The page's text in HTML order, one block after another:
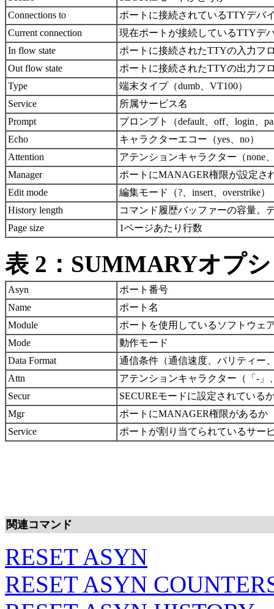
Connections to
ポートに接続されているTTYデバ
Current connection
現在ポートが接続しているTTYデ
In flow state
ポートに接続されたTTYの入力フ
Out flow state
ポートに接続されたTTYの出力フ
Type
端末タイプ（dumb、VT100）
Service
所属サービス名
Prompt
プロンプト（default、off、login、
Echo
キャラクターエコー（yes、no）
Attention
アテンションキャラクター（none
Manager
ポートにMANAGER権限が設定さ
Edit mode
編集モード（?、insert、overstrike）
History length
コマンド履歴バッファーの容量。
Page size
1ページあたり行数
表 2：SUMMARYオプ
Asyn
ポート番号
Name
ポート名
Module
ポートを使用しているソフトウェ
Mode
動作モード
Data Format
通信条件（通信速度、パリティー
Attn
アテンションキャラクター（「-」
Secur
SECUREモードに設定されている
Mgr
ポートにMANAGER権限があるか
Service
ポートが割り当てられているサー
関連コマンド
RESET ASYN
RESET ASYN